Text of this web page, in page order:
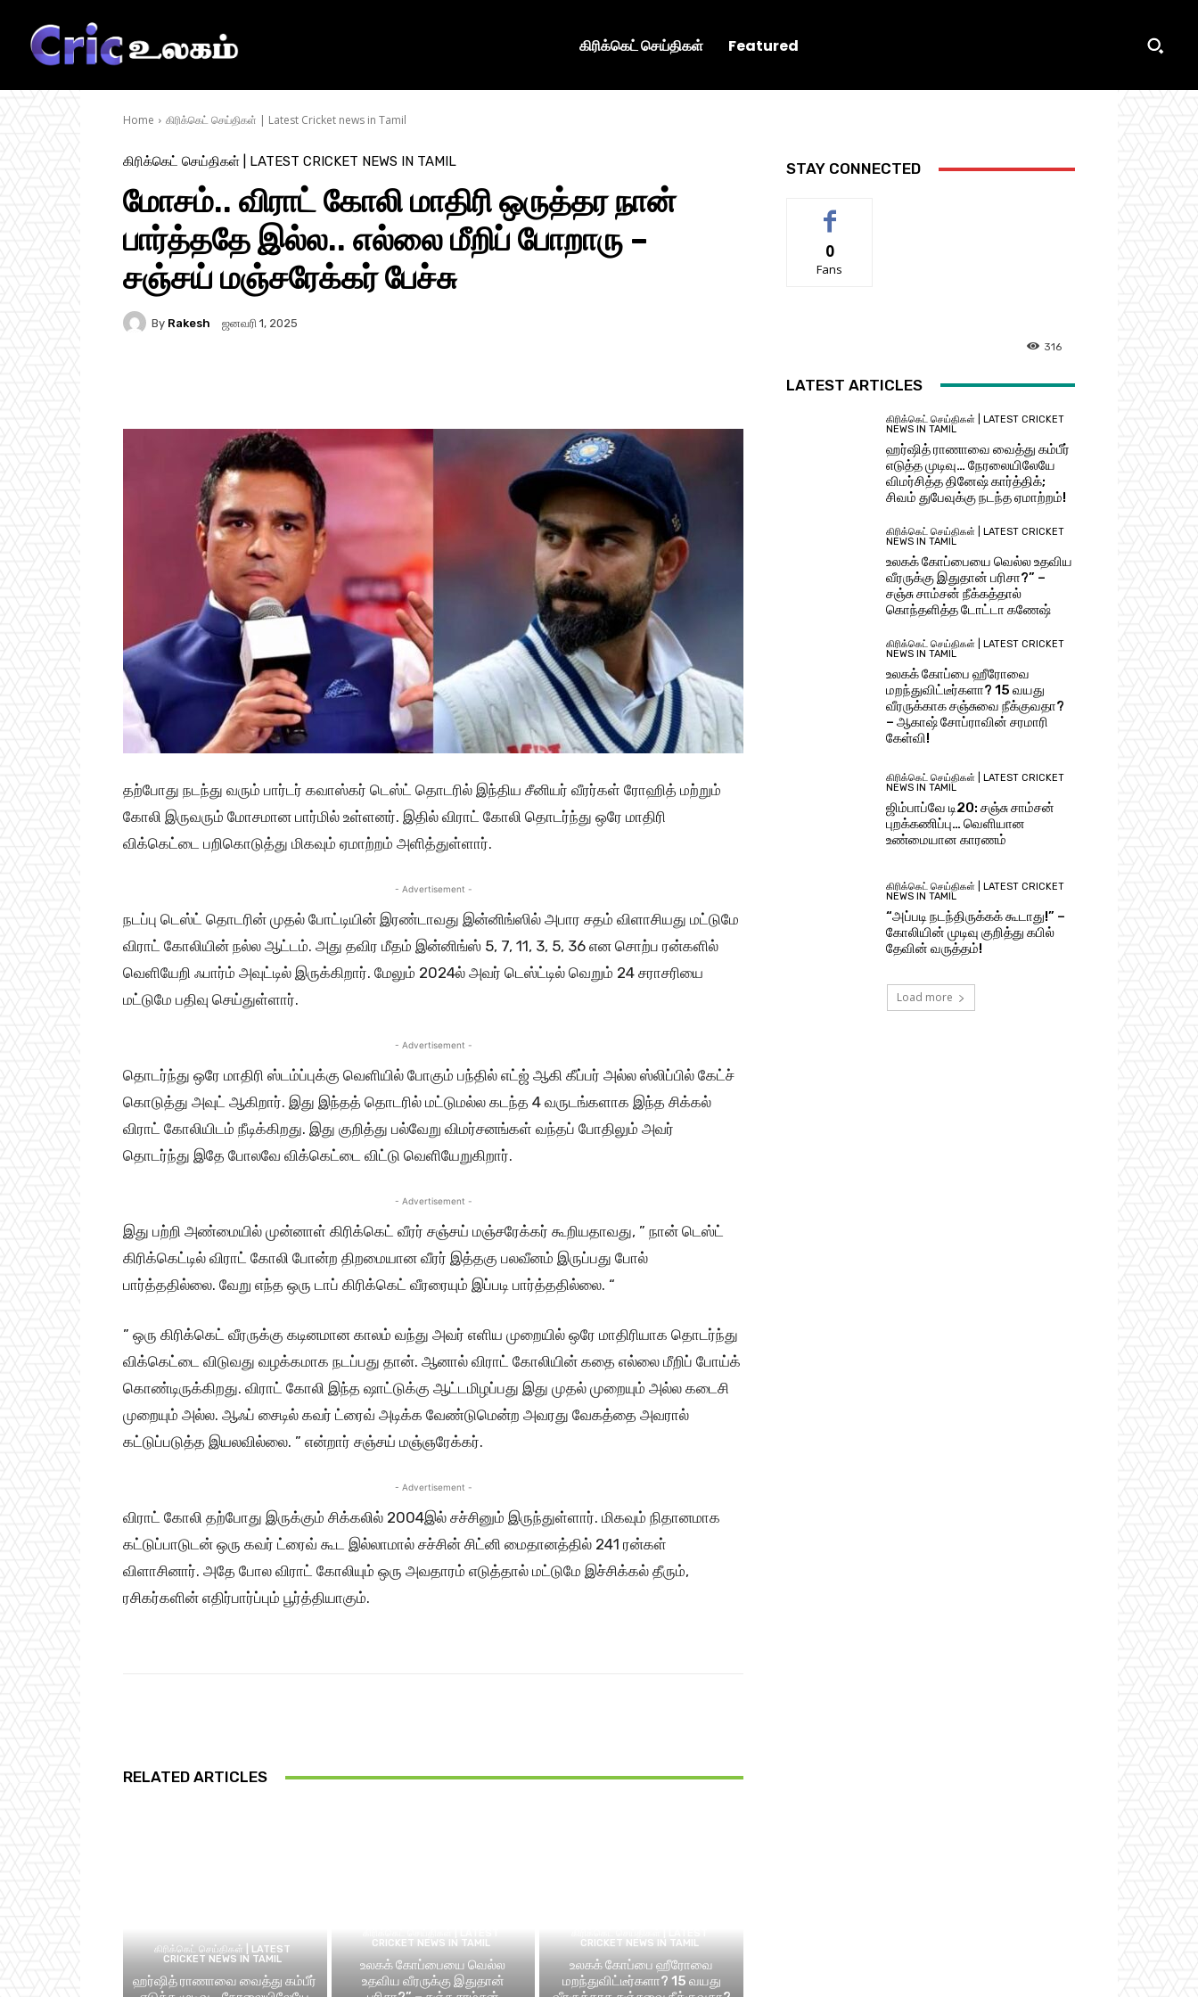
கிரிக்கெட் செய்திகள் Featured
Home கிரிக்கெட் செய்திகள் | Latest Cricket news in Tamil
கிரிக்கெட் செய்திகள் | LATEST CRICKET NEWS IN TAMIL
மோசம்.. விராட் கோலி மாதிரி ஒருத்தர நான்
பார்த்ததே இல்ல.. எல்லை மீறிப் போறாரு –
சஞ்சய் மஞ்சரேக்கர் பேச்சு
By Rakesh ஜனவரி 1, 2025
தற்போது நடந்து வரும் பார்டர் கவாஸ்கர் டெஸ்ட் தொடரில் இந்திய சீனியர் வீரர்கள் ரோஹித் மற்றும்
கோலி இருவரும் மோசமான பார்மில் உள்ளனர். இதில் விராட் கோலி தொடர்ந்து ஒரே மாதிரி
விக்கெட்டை பறிகொடுத்து மிகவும் ஏமாற்றம் அளித்துள்ளார்.
- Advertisement -
நடப்பு டெஸ்ட் தொடரின் முதல் போட்டியின் இரண்டாவது இன்னிங்ஸில் அபார சதம் விளாசியது மட்டுமே
விராட் கோலியின் நல்ல ஆட்டம். அது தவிர மீதம் இன்னிங்ஸ் 5, 7, 11, 3, 5, 36 என சொற்ப ரன்களில்
வெளியேறி ஃபார்ம் அவுட்டில் இருக்கிறார். மேலும் 2024ல் அவர் டெஸ்ட்டில் வெறும் 24 சராசரியை
மட்டுமே பதிவு செய்துள்ளார்.
- Advertisement -
தொடர்ந்து ஒரே மாதிரி ஸ்டம்ப்புக்கு வெளியில் போகும் பந்தில் எட்ஜ் ஆகி கீப்பர் அல்ல ஸ்லிப்பில் கேட்ச்
கொடுத்து அவுட் ஆகிறார். இது இந்தத் தொடரில் மட்டுமல்ல கடந்த 4 வருடங்களாக இந்த சிக்கல்
விராட் கோலியிடம் நீடிக்கிறது. இது குறித்து பல்வேறு விமர்சனங்கள் வந்தப் போதிலும் அவர்
தொடர்ந்து இதே போலவே விக்கெட்டை விட்டு வெளியேறுகிறார்.
- Advertisement -
இது பற்றி அண்மையில் முன்னாள் கிரிக்கெட் வீரர் சஞ்சய் மஞ்சரேக்கர் கூறியதாவது, ” நான் டெஸ்ட்
கிரிக்கெட்டில் விராட் கோலி போன்ற திறமையான வீரர் இத்தகு பலவீனம் இருப்பது போல்
பார்த்ததில்லை. வேறு எந்த ஒரு டாப் கிரிக்கெட் வீரரையும் இப்படி பார்த்ததில்லை. “
” ஒரு கிரிக்கெட் வீரருக்கு கடினமான காலம் வந்து அவர் எளிய முறையில் ஒரே மாதிரியாக தொடர்ந்து
விக்கெட்டை விடுவது வழக்கமாக நடப்பது தான். ஆனால் விராட் கோலியின் கதை எல்லை மீறிப் போய்க்
கொண்டிருக்கிறது. விராட் கோலி இந்த ஷாட்டுக்கு ஆட்டமிழப்பது இது முதல் முறையும் அல்ல கடைசி
முறையும் அல்ல. ஆஃப் சைடில் கவர் ட்ரைவ் அடிக்க வேண்டுமென்ற அவரது வேகத்தை அவரால்
கட்டுப்படுத்த இயலவில்லை. ” என்றார் சஞ்சய் மஞ்ஞரேக்கர்.
- Advertisement -
விராட் கோலி தற்போது இருக்கும் சிக்கலில் 2004இல் சச்சினும் இருந்துள்ளார். மிகவும் நிதானமாக
கட்டுப்பாடுடன் ஒரு கவர் ட்ரைவ் கூட இல்லாமால் சச்சின் சிட்னி மைதானத்தில் 241 ரன்கள்
விளாசினார். அதே போல விராட் கோலியும் ஒரு அவதாரம் எடுத்தால் மட்டுமே இச்சிக்கல் தீரும்,
ரசிகர்களின் எதிர்பார்ப்பும் பூர்த்தியாகும்.
RELATED ARTICLES
கிரிக்கெட் செய்திகள் | LATEST
CRICKET NEWS IN TAMIL
ஹர்ஷித் ராணாவை வைத்து கம்பீர்
CRICKET NEWS IN TAMIL
உலகக் கோப்பையை வெல்ல
உதவிய வீரருக்கு இதுதான்
CRICKET NEWS IN TAMIL
உலகக் கோப்பை ஹீரோவை
மறந்துவிட்டீர்களா? 15 வயது
STAY CONNECTED
0
Fans
316
LATEST ARTICLES
கிரிக்கெட் செய்திகள் | LATEST CRICKET
NEWS IN TAMIL
ஹர்ஷித் ராணாவை வைத்து கம்பீர்
எடுத்த முடிவு… நேரலையிலேயே
விமர்சித்த தினேஷ் கார்த்திக்;
சிவம் துபேவுக்கு நடந்த ஏமாற்றம்!
கிரிக்கெட் செய்திகள் | LATEST CRICKET
NEWS IN TAMIL
உலகக் கோப்பையை வெல்ல உதவிய
வீரருக்கு இதுதான் பரிசா?” –
சஞ்சு சாம்சன் நீக்கத்தால்
கொந்தளித்த டோட்டா கணேஷ்
கிரிக்கெட் செய்திகள் | LATEST CRICKET
NEWS IN TAMIL
உலகக் கோப்பை ஹீரோவை
மறந்துவிட்டீர்களா? 15 வயது
வீரருக்காக சஞ்சுவை நீக்குவதா?
– ஆகாஷ் சோப்ராவின் சரமாரி
கேள்வி!
கிரிக்கெட் செய்திகள் | LATEST CRICKET
NEWS IN TAMIL
ஜிம்பாப்வே டி20: சஞ்சு சாம்சன்
புறக்கணிப்பு… வெளியான
உண்மையான காரணம்
கிரிக்கெட் செய்திகள் | LATEST CRICKET
NEWS IN TAMIL
“அப்படி நடந்திருக்கக் கூடாது!” –
கோலியின் முடிவு குறித்து கபில்
தேவின் வருத்தம்!
Load more